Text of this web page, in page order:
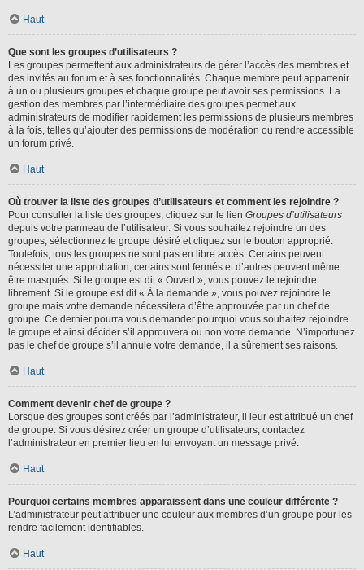
Haut
Que sont les groupes d’utilisateurs ?
Les groupes permettent aux administrateurs de gérer l’accès des membres et
des invités au forum et à ses fonctionnalités. Chaque membre peut appartenir
à un ou plusieurs groupes et chaque groupe peut avoir ses permissions. La
gestion des membres par l’intermédiaire des groupes permet aux
administrateurs de modifier rapidement les permissions de plusieurs membres
à la fois, telles qu’ajouter des permissions de modération ou rendre accessible
un forum privé.
Haut
Où trouver la liste des groupes d’utilisateurs et comment les rejoindre ?
Pour consulter la liste des groupes, cliquez sur le lien Groupes d’utilisateurs
depuis votre panneau de l’utilisateur. Si vous souhaitez rejoindre un des
groupes, sélectionnez le groupe désiré et cliquez sur le bouton approprié.
Toutefois, tous les groupes ne sont pas en libre accès. Certains peuvent
nécessiter une approbation, certains sont fermés et d’autres peuvent même
être masqués. Si le groupe est dit « Ouvert », vous pouvez le rejoindre
librement. Si le groupe est dit « À la demande », vous pouvez rejoindre le
groupe mais votre demande nécessitera d’être approuvée par un chef de
groupe. Ce dernier pourra vous demander pourquoi vous souhaitez rejoindre
le groupe et ainsi décider s’il approuvera ou non votre demande. N’importunez
pas le chef de groupe s’il annule votre demande, il a sûrement ses raisons.
Haut
Comment devenir chef de groupe ?
Lorsque des groupes sont créés par l’administrateur, il leur est attribué un chef
de groupe. Si vous désirez créer un groupe d’utilisateurs, contactez
l’administrateur en premier lieu en lui envoyant un message privé.
Haut
Pourquoi certains membres apparaissent dans une couleur différente ?
L’administrateur peut attribuer une couleur aux membres d’un groupe pour les
rendre facilement identifiables.
Haut